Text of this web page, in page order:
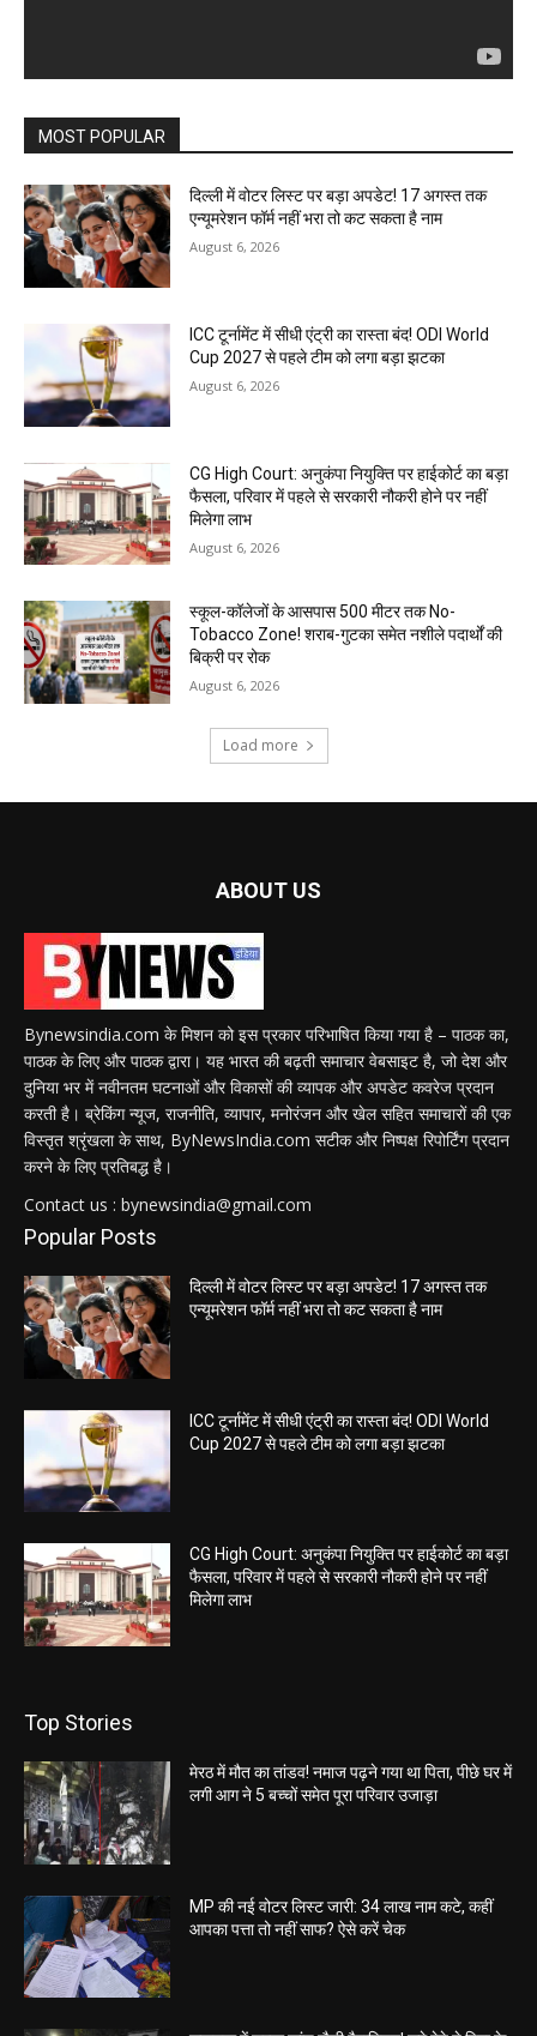
MOST POPULAR
दिल्ली में वोटर लिस्ट पर बड़ा अपडेट! 17 अगस्त तक
एन्यूमरेशन फॉर्म नहीं भरा तो कट सकता है नाम
August 6, 2026
ICC टूर्नामेंट में सीधी एंट्री का रास्ता बंद! ODI World
Cup 2027 से पहले टीम को लगा बड़ा झटका
August 6, 2026
CG High Court: अनुकंपा नियुक्ति पर हाईकोर्ट का बड़ा
फैसला, परिवार में पहले से सरकारी नौकरी होने पर नहीं
मिलेगा लाभ
August 6, 2026
स्कूल-कॉलेजों के आसपास 500 मीटर तक No-
Tobacco Zone! शराब-गुटका समेत नशीले पदार्थों की
बिक्री पर रोक
August 6, 2026
Load more
ABOUT US
Bynewsindia.com के मिशन को इस प्रकार परिभाषित किया गया है – पाठक का,
पाठक के लिए और पाठक द्वारा। यह भारत की बढ़ती समाचार वेबसाइट है, जो देश और
दुनिया भर में नवीनतम घटनाओं और विकासों की व्यापक और अपडेट कवरेज प्रदान
करती है। ब्रेकिंग न्यूज, राजनीति, व्यापार, मनोरंजन और खेल सहित समाचारों की एक
विस्तृत श्रृंखला के साथ, ByNewsIndia.com सटीक और निष्पक्ष रिपोर्टिंग प्रदान
करने के लिए प्रतिबद्ध है।
Contact us : bynewsindia@gmail.com
Popular Posts
दिल्ली में वोटर लिस्ट पर बड़ा अपडेट! 17 अगस्त तक
एन्यूमरेशन फॉर्म नहीं भरा तो कट सकता है नाम
ICC टूर्नामेंट में सीधी एंट्री का रास्ता बंद! ODI World
Cup 2027 से पहले टीम को लगा बड़ा झटका
CG High Court: अनुकंपा नियुक्ति पर हाईकोर्ट का बड़ा
फैसला, परिवार में पहले से सरकारी नौकरी होने पर नहीं
मिलेगा लाभ
Top Stories
मेरठ में मौत का तांडव! नमाज पढ़ने गया था पिता, पीछे घर में
लगी आग ने 5 बच्चों समेत पूरा परिवार उजाड़ा
MP की नई वोटर लिस्ट जारी: 34 लाख नाम कटे, कहीं
आपका पत्ता तो नहीं साफ? ऐसे करें चेक